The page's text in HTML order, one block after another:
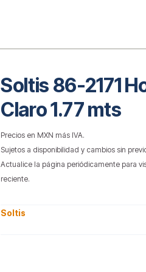
Soltis 86-2171
Claro 1.77 mts
Precios en MXN más IVA.
Sujetos a disponibilidad y cambios sin
Actualice la página periódicamente para
reciente.
Soltis